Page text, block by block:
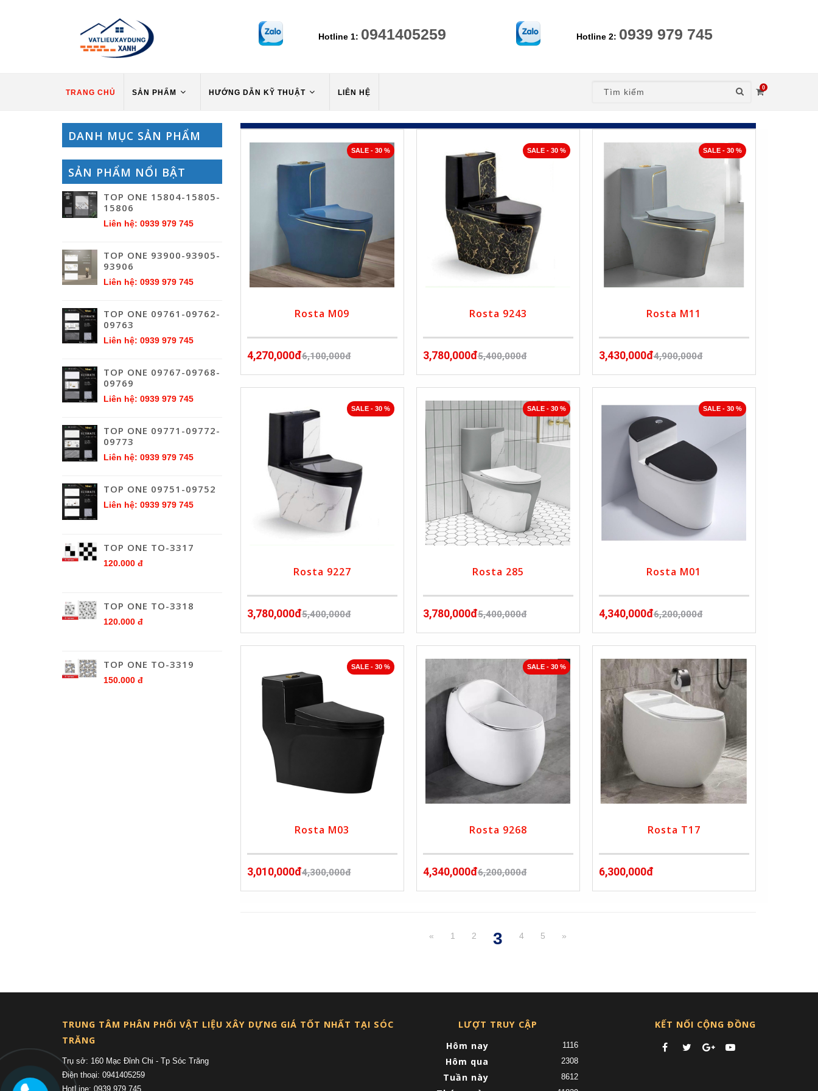
Hotline 1: 0941405259 Hotline 2: 0939 979 745
TRANG CHỦ SẢN PHẨM HƯỚNG DẪN KỸ THUẬT LIÊN HỆ
0
DANH MỤC SẢN PHẨM
SẢN PHẨM NỔI BẬT
TOP ONE 15804-15805-
15806
Liên hệ: 0939 979 745
TOP ONE 93900-93905-
93906
Liên hệ: 0939 979 745
TOP ONE 09761-09762-
09763
Liên hệ: 0939 979 745
TOP ONE 09767-09768-
09769
Liên hệ: 0939 979 745
TOP ONE 09771-09772-
09773
Liên hệ: 0939 979 745
TOP ONE 09751-09752
Liên hệ: 0939 979 745
TOP ONE TO-3317
120.000 đ
TOP ONE TO-3318
120.000 đ
TOP ONE TO-3319
150.000 đ
SALE - 30 %
Rosta M09
4,270,000đ6,100,000đ
SALE - 30 %
Rosta 9243
3,780,000đ5,400,000đ
SALE - 30 %
Rosta M11
3,430,000đ4,900,000đ
SALE - 30 %
Rosta 9227
3,780,000đ5,400,000đ
SALE - 30 %
Rosta 285
3,780,000đ5,400,000đ
SALE - 30 %
Rosta M01
4,340,000đ6,200,000đ
SALE - 30 %
Rosta M03
3,010,000đ4,300,000đ
SALE - 30 %
Rosta 9268
4,340,000đ6,200,000đ
Rosta T17
6,300,000đ
« 1 2
3
4 5 »
TRUNG TÂM PHÂN PHỐI VẬT LIỆU XÂY DỰNG GIÁ TỐT NHẤT TẠI SÓC
TRĂNG
Trụ sở: 160 Mạc Đỉnh Chi - Tp Sóc Trăng
Điện thoại: 0941405259
HotLine: 0939 979 745
LƯỢT TRUY CẬP
Hôm nay
1116
Hôm qua 2308
Tuần này 8612
KẾT NỐI CỘNG ĐỒNG